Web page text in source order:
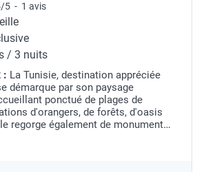
/5 - 1 avis
/ 3 nuits
: La Tunisie, destination appréciée
démarque par son paysage
ponctué de plages de
d'orangers, de forêts, d'oasis
regorge également de monuments